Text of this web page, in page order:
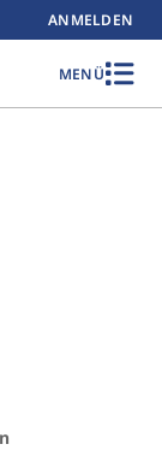
ANMELDEN
MENÜ